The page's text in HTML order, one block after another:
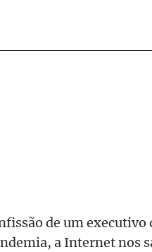
de um executivo
a Internet nos